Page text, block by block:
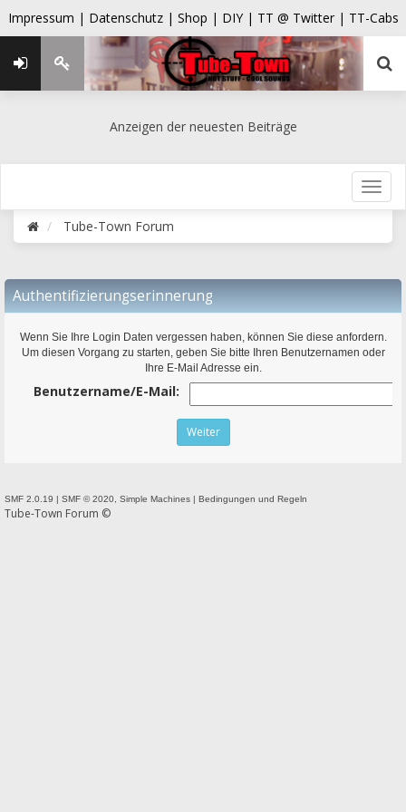
Impressum | Datenschutz | Shop | DIY | TT @ Twitter | TT-Cabs
Anzeigen der neuesten Beiträge
Tube-Town Forum
Authentifizierungserinnerung
Wenn Sie Ihre Login Daten vergessen haben, können Sie diese anfordern.
Um diesen Vorgang zu starten, geben Sie bitte Ihren Benutzernamen oder
Ihre E-Mail Adresse ein.
Benutzername/E-Mail:
SMF 2.0.19 | SMF © 2020, Simple Machines | Bedingungen und Regeln
Tube-Town Forum ©